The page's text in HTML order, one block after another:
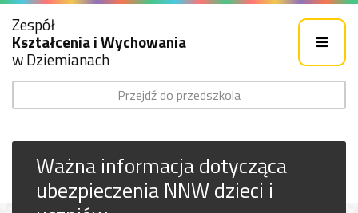
Zespół
Kształcenia i Wychowania
w Dziemianach
Przejdź do przedszkola
Ważna informacja dotycząca
ubezpieczenia NNW dzieci i